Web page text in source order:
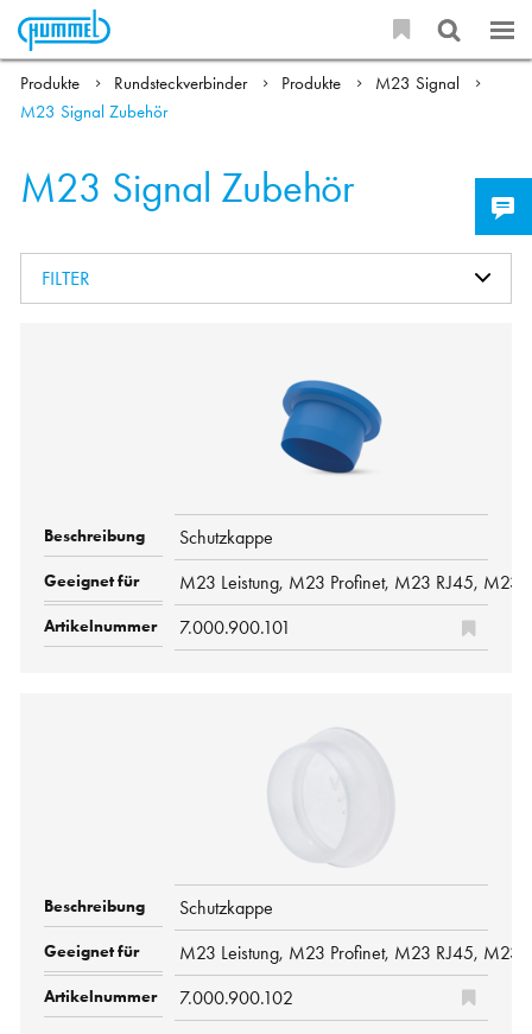
Produkte Rundsteckverbinder Produkte
M23 Signal
M23 Signal Zubehör
M23 Signal Zubehör
FILTER
Schutzkappe
M23 Leistung, M23 Profinet, M23 RJ45, M23
7.000.900.101
Schutzkappe
M23 Leistung, M23 Profinet, M23 RJ45, M23
7.000.900.102